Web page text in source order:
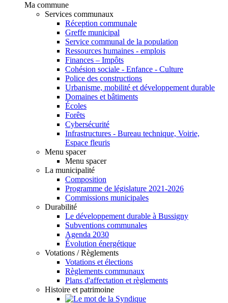
Ma commune
Services communaux
Réception communale
Greffe municipal
Service communal de la population
Ressources humaines - emplois
Finances – Impôts
Cohésion sociale - Enfance - Culture
Police des constructions
Urbanisme, mobilité et développement durable
Domaines et bâtiments
Écoles
Forêts
Cybersécurité
Infrastructures - Bureau technique, Voirie,
Espace fleuris
Menu spacer
Menu spacer
La municipalité
Composition
Programme de législature 2021-2026
Commissions municipales
Durabilité
Le développement durable à Bussigny
Subventions communales
Agenda 2030
Évolution énergétique
Votations / Règlements
Votations et élections
Règlements communaux
Plans d'affectation et règlements
Histoire et patrimoine